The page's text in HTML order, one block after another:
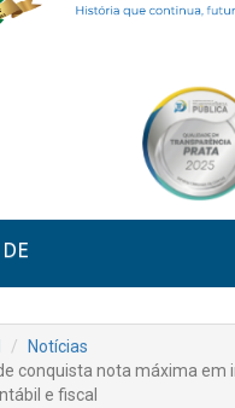
Notícias
conquista nota máxima em
e fiscal